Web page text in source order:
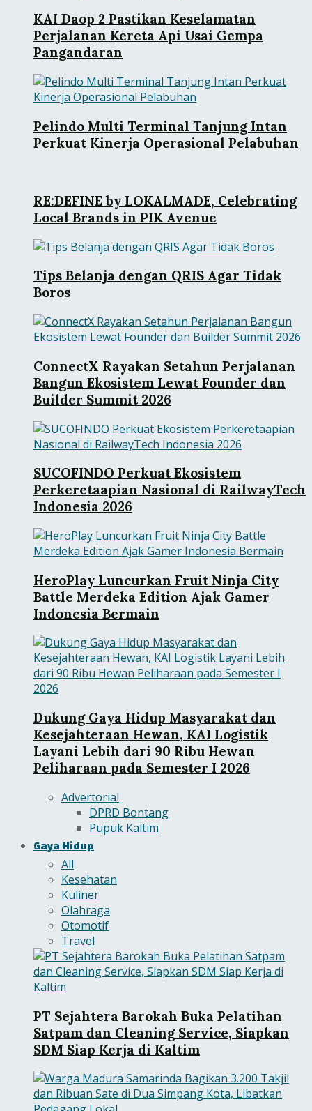
KAI Daop 2 Pastikan Keselamatan
Perjalanan Kereta Api Usai Gempa
Pangandaran
Pelindo Multi Terminal Tanjung Intan
Perkuat Kinerja Operasional Pelabuhan
RE:DEFINE by LOKALMADE, Celebrating
Local Brands in PIK Avenue
Tips Belanja dengan QRIS Agar Tidak
Boros
ConnectX Rayakan Setahun Perjalanan
Bangun Ekosistem Lewat Founder dan
Builder Summit 2026
SUCOFINDO Perkuat Ekosistem
Perkeretaapian Nasional di RailwayTech
Indonesia 2026
HeroPlay Luncurkan Fruit Ninja City
Battle Merdeka Edition Ajak Gamer
Indonesia Bermain
Dukung Gaya Hidup Masyarakat dan
Kesejahteraan Hewan, KAI Logistik
Layani Lebih dari 90 Ribu Hewan
Peliharaan pada Semester I 2026
Advertorial
DPRD Bontang
Pupuk Kaltim
Gaya Hidup
All
Kesehatan
Kuliner
Olahraga
Otomotif
Travel
PT Sejahtera Barokah Buka Pelatihan
Satpam dan Cleaning Service, Siapkan
SDM Siap Kerja di Kaltim